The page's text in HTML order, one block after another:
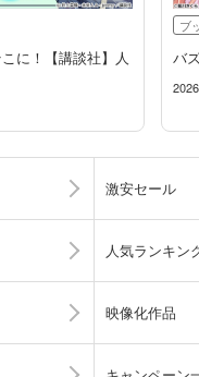
に！【講談社】人
ブ
バ
激安セール
人気ランキン
映像化作品